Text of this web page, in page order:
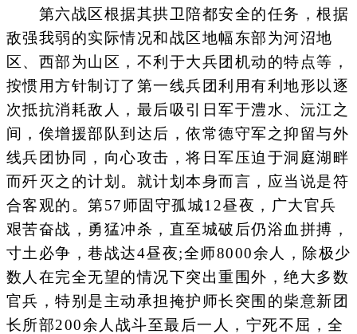
第六战区根据其拱卫陪都安全的任务，根据
敌强我弱的实际情况和战区地幅东部为河沼地
区、西部为山区，不利于大兵团机动的特点等，
按惯用方针制订了第一线兵团利用有利地形以逐
次抵抗消耗敌人，最后吸引日军于澧水、沅江之
间，俟增援部队到达后，依常德守军之抑留与外
线兵团协同，向心攻击，将日军压迫于洞庭湖畔
而歼灭之的计划。就计划本身而言，应当说是符
合客观的。第57师固守孤城12昼夜，广大官兵
艰苦奋战，勇猛冲杀，直至城破后仍浴血拼搏，
寸土必争，巷战达4昼夜;全师8000余人，除极少
数人在完全无望的情况下突出重围外，绝大多数
官兵，特别是主动承担掩护师长突围的柴意新团
长所部200余人战斗至最后一人，宁死不屈，全